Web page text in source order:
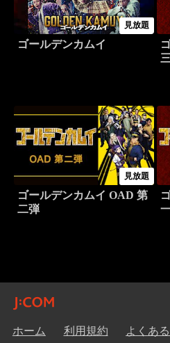
見放題
ゴールデンカムイ
見放題
ゴールデンカムイ OAD 第
二弾
ホーム 利用規約 よくあ